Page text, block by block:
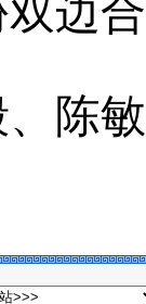
边
陈